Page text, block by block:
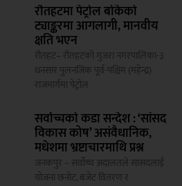
रौतहटमा पेट्रोल बोकेको
ट्याङ्करमा आगलागी, मानवीय
क्षति भएन
रौतहट– रौतहटको गुजरा नगरपालिका-३
धनसार पुलनजिक पूर्व-पश्चिम (महेन्द्र)
राजमार्गमा पेट्रोल
सर्वोच्चको कडा सन्देश : ‘सांसद
विकास कोष’ असंवैधानिक,
मधेशमा भ्रष्टाचारमाथि प्रश्न
जनकपुर – सर्वोच्च अदालतले सांसदलाई
योजना छनोट, बजेट वितरण र